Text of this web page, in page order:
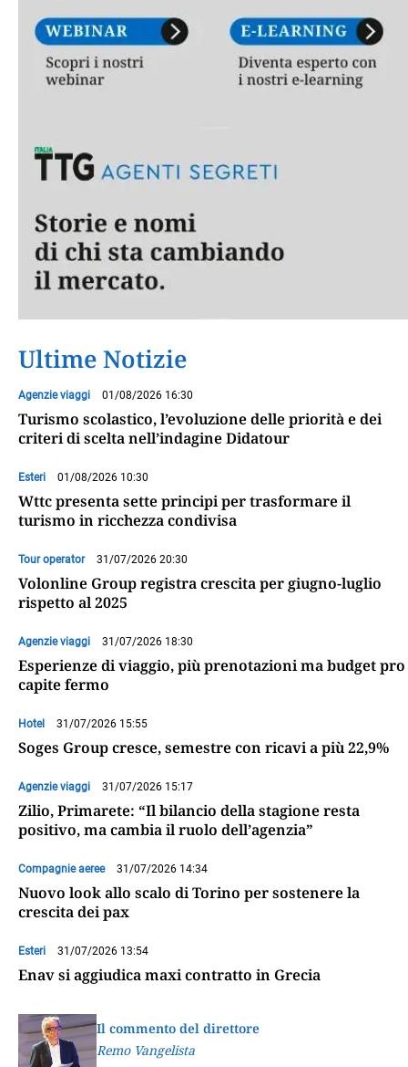
Ultime Notizie
Agenzie viaggi 01/08/2026 16:30
Turismo scolastico, l’evoluzione delle priorità e dei
criteri di scelta nell’indagine Didatour
Esteri 01/08/2026 10:30
Wttc presenta sette principi per trasformare il
turismo in ricchezza condivisa
Tour operator 31/07/2026 20:30
Volonline Group registra crescita per giugno-luglio
rispetto al 2025
Agenzie viaggi 31/07/2026 18:30
Esperienze di viaggio, più prenotazioni ma budget pro
capite fermo
Hotel 31/07/2026 15:55
Soges Group cresce, semestre con ricavi a più 22,9%
Agenzie viaggi 31/07/2026 15:17
Zilio, Primarete: “Il bilancio della stagione resta
positivo, ma cambia il ruolo dell’agenzia”
Compagnie aeree 31/07/2026 14:34
Nuovo look allo scalo di Torino per sostenere la
crescita dei pax
Esteri 31/07/2026 13:54
Enav si aggiudica maxi contratto in Grecia
Il commento del direttore
Remo Vangelista